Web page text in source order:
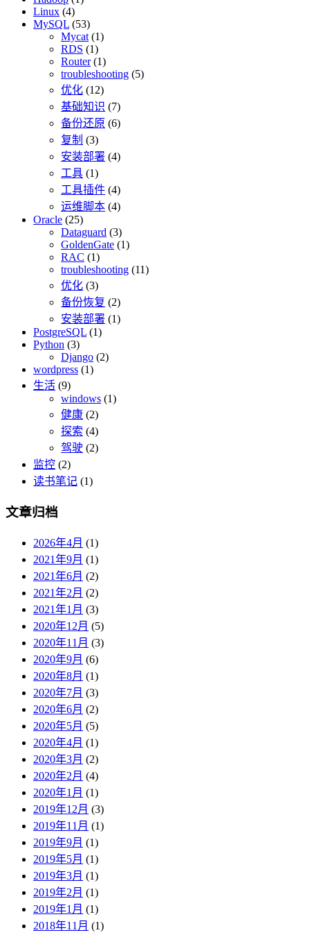
Linux (4)
MySQL (53)
Mycat (1)
RDS (1)
Router(1)
troubleshooting (5)
优化 (12)
基础知识 (7)
备份还原 (6)
复制 (3)
安装部署 (4)
工具 (1)
工具插件 (4)
运维脚本 (4)
Oracle (25)
Dataguard (3)
GoldenGate (1)
RAC (1)
troubleshooting (11)
优化 (3)
备份恢复 (2)
安装部署 (1)
PostgreSQL (1)
Python (3)
Django (2)
wordpress (1)
生活 (9)
windows (1)
健康 (2)
探索 (4)
驾驶 (2)
监控 (2)
读书笔记 (1)
文章归档
2026年4月 (1)
2021年9月 (1)
2021年6月 (2)
2021年2月 (2)
2021年1月 (3)
2020年12月 (5)
2020年11月 (3)
2020年9月 (6)
2020年8月 (1)
2020年7月 (3)
2020年6月 (2)
2020年5月 (5)
2020年4月 (1)
2020年3月 (2)
2020年2月 (4)
2020年1月 (1)
2019年12月 (3)
2019年11月 (1)
2019年9月 (1)
2019年5月 (1)
2019年3月 (1)
2019年2月 (1)
2019年1月 (1)
2018年11月 (1)